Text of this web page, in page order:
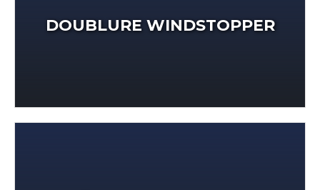
DOUBLURE WINDSTOPPER